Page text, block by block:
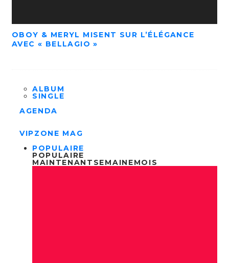
OBOY & MERYL MISENT SUR L’ÉLÉGANCE
AVEC « BELLAGIO »
ALBUM
SINGLE
AGENDA
VIPZONE MAG
POPULAIRE
POPULAIRE
MAINTENANT SEMAINEMOIS